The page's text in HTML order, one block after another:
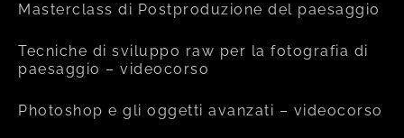
Masterclass di Postproduzione del paesaggio
Tecniche di sviluppo raw per la fotografia di
paesaggio – videocorso
Photoshop e gli oggetti avanzati – videocorso